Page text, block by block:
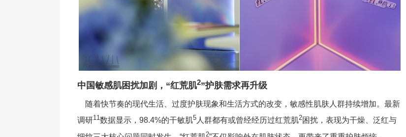
中国敏感肌困扰加剧，“红荒肌2”护肤需求再升级
随着快节奏的现代生活、过度护肤现象和生活方式的改变，敏感性肌肤人群持续增加。最新
调研11数据显示，98.4%的干敏肌5人群都有或曾经经历过红荒肌2困扰，表现为干燥、泛红与
2